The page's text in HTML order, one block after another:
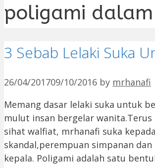
poligami
3 Sebab Lelaki Suka
26/04/201709/10/2016 by mrhanafi
Memang dasar lelaki suka untuk
mulut insan bergelar
sihat walfiat, mrhanafi suka
skandal,perempuan simpanan
kepala. Poligami adalah satu